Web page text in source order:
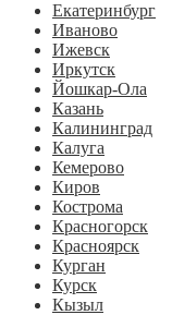
Екатеринбург
Иваново
Ижевск
Иркутск
Йошкар-Ола
Казань
Калининград
Калуга
Кемерово
Киров
Кострома
Красногорск
Красноярск
Курган
Курск
Кызыл